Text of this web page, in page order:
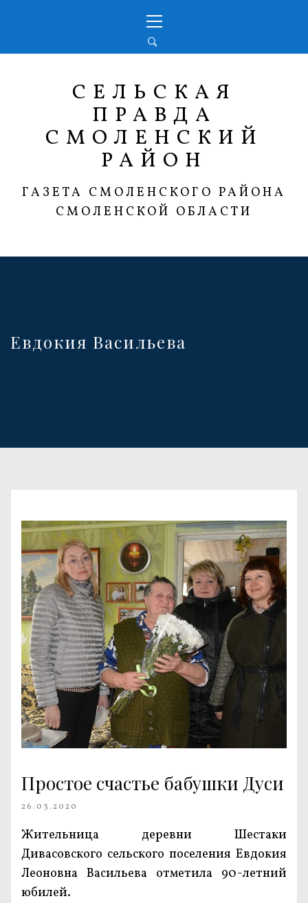
меню
СЕЛЬСКАЯ
ПРАВДА
СМОЛЕНСКИЙ
РАЙОН
ГАЗЕТА СМОЛЕНСКОГО РАЙОНА
СМОЛЕНСКОЙ ОБЛАСТИ
Евдокия Васильева
Простое счастье бабушки Дуси
26.03.2020
Жительница деревни Шестаки
Дивасовского сельского поселения Евдокия
Леоновна Васильева отметила 90-летний
юбилей.